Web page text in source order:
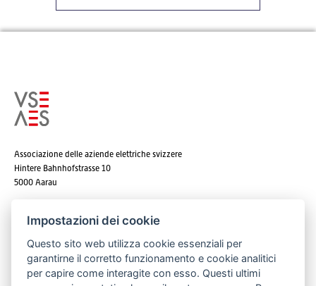
Associazione delle aziende elettriche svizzere
Hintere Bahnhofstrasse 10
5000 Aarau
E-mail:info@strom.ch
Impostazioni dei cookie
Questo sito web utilizza cookie essenziali per
garantirne il corretto funzionamento e cookie analitici
per capire come interagite con esso. Questi ultimi